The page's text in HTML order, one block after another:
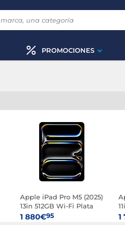
PROMOCIONES
Apple iPad Pro M5 (2025)
13in 512GB Wi-Fi Plata
1 880€95 1